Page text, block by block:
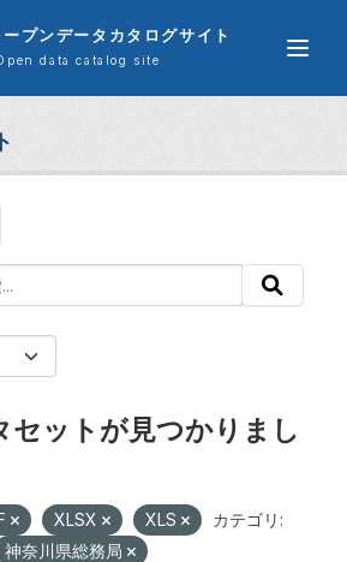
プンデータカタログサイト
data catalog site
セットが見つかりまし
XLSX XLS
カテゴリ:
神奈川県総務局